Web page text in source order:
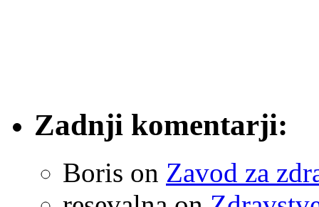
Zadnji komentarji:
Boris on Zavod za